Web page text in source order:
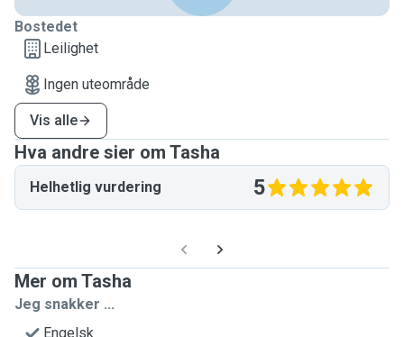
Bostedet
Leilighet
Ingen uteområde
Vis alle
Hva andre sier om Tasha
Helhetlig vurdering 5
Mer om Tasha
Jeg snakker ...
Engelsk